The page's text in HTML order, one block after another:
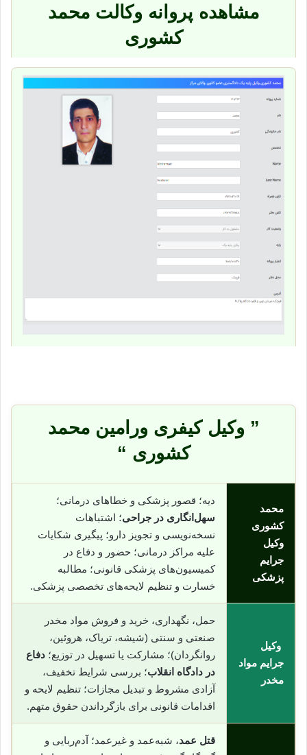
مشاهده پروانه وکالت محمد
کشوری
” وکیل کیفری ورامین محمد
کشوری “
محمد
کشوری
وکیل
جرایم
پزشکی
دیه؛ قصور پزشکی و خطاهای درمانی؛
سهل‌انگاری در جراحی؛ اشتباهات
نسخه‌نویسی و تجویز دارو؛ پیگیری شکایات
علیه مراکز درمانی؛ حضور و دفاع در
کمیسیون‌های پزشکی قانونی؛ مطالبه
خسارت و تنظیم لایحه‌های تخصصی پزشکی.
وکیل
جرایم مواد
مخدر
حمل، نگهداری، خرید و فروش مواد مخدر
صنعتی و سنتی (شیشه، تریاک، هروئین،
روانگردان)؛ مشارکت یا تسهیل در توزیع؛ دفاع
در دادگاه انقلاب؛ بررسی شرایط تخفیف،
آزادی مشروط و تبدیل مجازات؛ تنظیم لایحه و
اقدامات قانونی برای بازگرداندن حقوق متهم.
قتل عمد، شبه‌عمد و غیرعمد؛ آدم‌ربایی و